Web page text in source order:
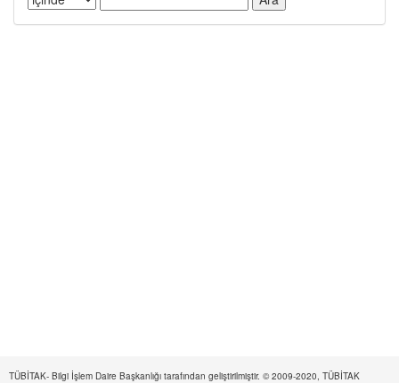
TÜBİTAK- Bilgi İşlem Daire Başkanlığı tarafından geliştirilmiştir. © 2009-2020, TÜBİTAK